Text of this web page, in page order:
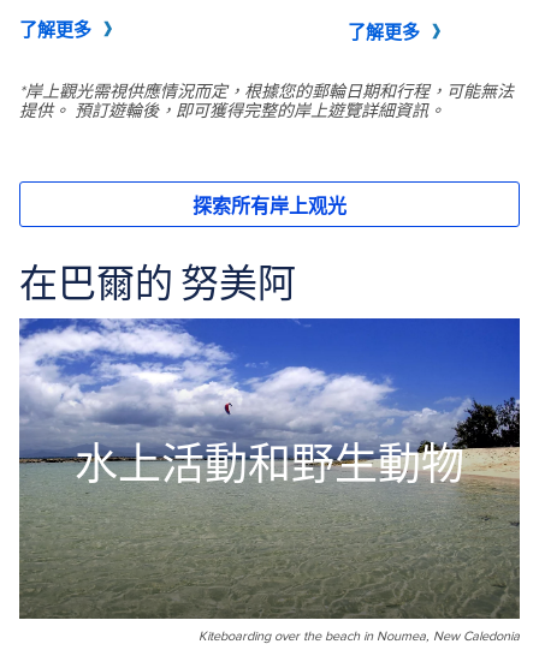
在巴爾的 努美阿
水上活動和野生動物
Kiteboarding over the beach in Noumea, New Caledonia